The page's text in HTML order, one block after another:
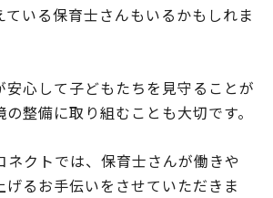
ている保育士さんもいるかもしれま
安心して子どもたちを見守ることが
整備に取り組むことも大切です。
ネクトでは、保育士さんが働きや
げるお手伝いをさせていただきま